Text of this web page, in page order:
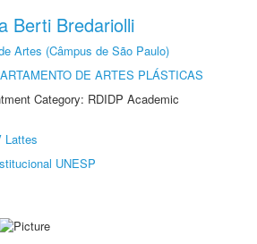
Berti Bredariolli
Artes (Câmpus de São Paulo)
DE ARTES PLÁSTICAS
Category: RDIDP Academic
Lattes
UNESP